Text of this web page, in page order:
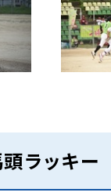
ラッキー